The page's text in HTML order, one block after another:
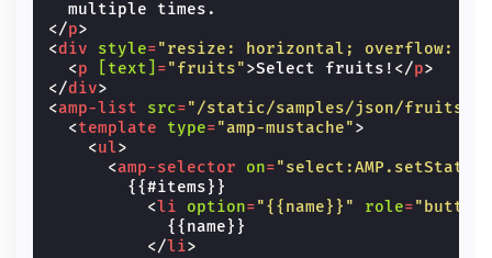
</p>
<div style="resize: horizontal; overflow:
<p [text] ="fruits">Select fruits! </p>
</div>
<amp-list src="/static/samples/json/
<template type="amp-mustache">
<ul>
<amp-selector on=
        {{#items}}
<li option="{{name}}" role=
            {{name}}
</li>